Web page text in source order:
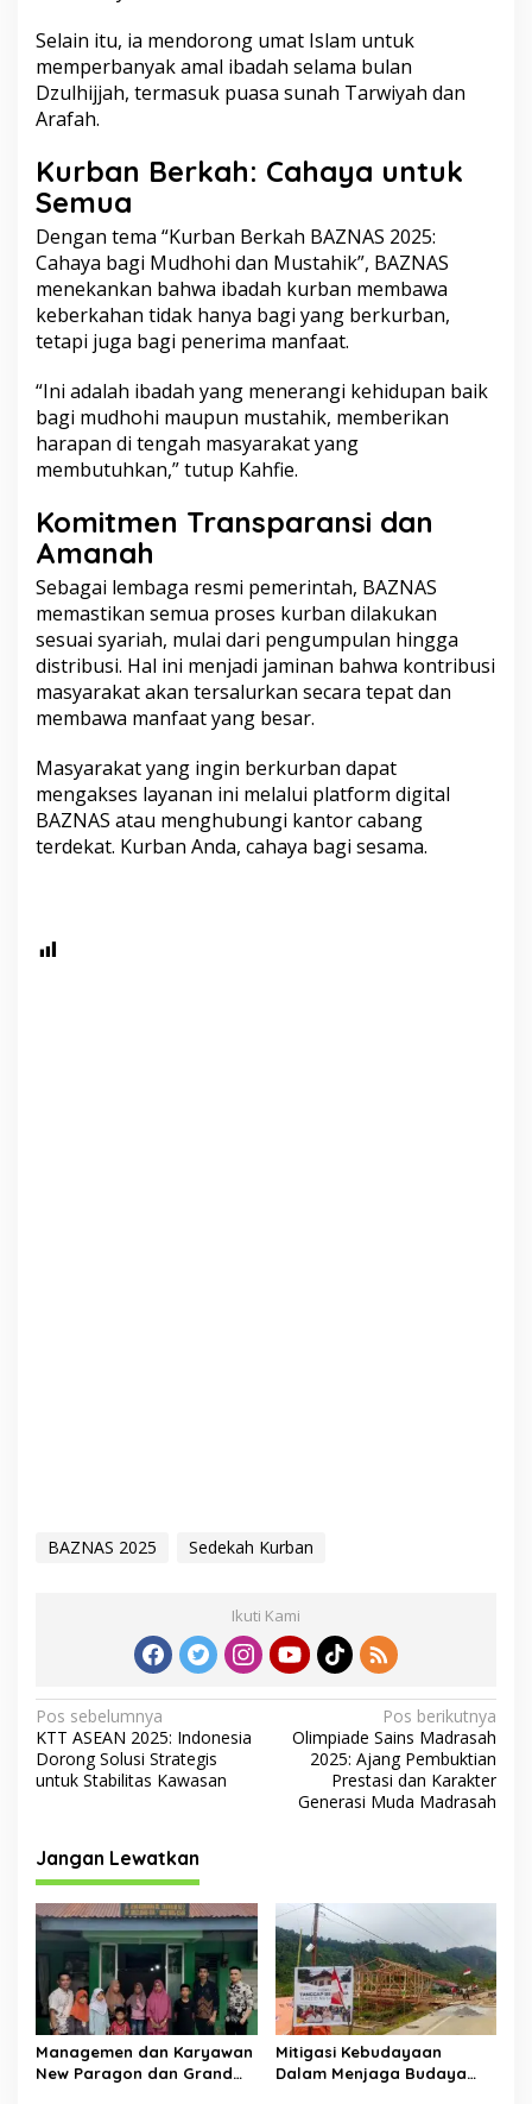
Selain itu, ia mendorong umat Islam untuk
memperbanyak amal ibadah selama bulan
Dzulhijjah, termasuk puasa sunah Tarwiyah dan
Arafah.
Kurban Berkah: Cahaya untuk
Semua
Dengan tema “Kurban Berkah BAZNAS 2025:
Cahaya bagi Mudhohi dan Mustahik”, BAZNAS
menekankan bahwa ibadah kurban membawa
keberkahan tidak hanya bagi yang berkurban,
tetapi juga bagi penerima manfaat.
“Ini adalah ibadah yang menerangi kehidupan baik
bagi mudhohi maupun mustahik, memberikan
harapan di tengah masyarakat yang
membutuhkan,” tutup Kahfie.
Komitmen Transparansi dan
Amanah
Sebagai lembaga resmi pemerintah, BAZNAS
memastikan semua proses kurban dilakukan
sesuai syariah, mulai dari pengumpulan hingga
distribusi. Hal ini menjadi jaminan bahwa kontribusi
masyarakat akan tersalurkan secara tepat dan
membawa manfaat yang besar.
Masyarakat yang ingin berkurban dapat
mengakses layanan ini melalui platform digital
BAZNAS atau menghubungi kantor cabang
terdekat. Kurban Anda, cahaya bagi sesama.
BAZNAS 2025 Sedekah Kurban
Ikuti Kami
N
a
v
g
a
s
i
p
o
s
Pos sebelumnya
KTT ASEAN 2025: Indonesia
Dorong Solusi Strategis
untuk Stabilitas Kawasan
Pos berikutnya
Olimpiade Sains Madrasah
2025: Ajang Pembuktian
Prestasi dan Karakter
Generasi Muda Madrasah
Jangan Lewatkan
Managemen dan Karyawan
New Paragon dan Grand
Mitigasi Kebudayaan
Dalam Menjaga Budaya